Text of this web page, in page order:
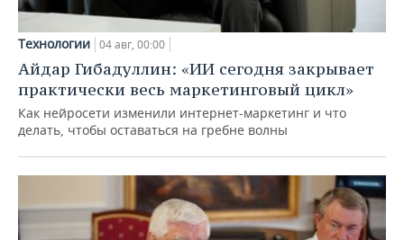
Технологии 04 авг, 00:00
Айдар Гибадуллин: «ИИ сегодня закрывает
практически весь маркетинговый цикл»
Как нейросети изменили интернет-маркетинг и что
делать, чтобы оставаться на гребне волны